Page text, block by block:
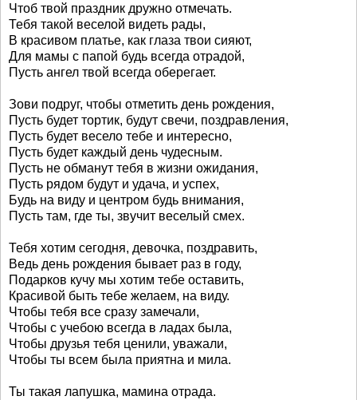
Чтоб твой праздник дружно отмечать.
Тебя такой веселой видеть рады,
В красивом платье, как глаза твои сияют,
Для мамы с папой будь всегда отрадой,
Пусть ангел твой всегда оберегает.
Зови подруг, чтобы отметить день рождения,
Пусть будет тортик, будут свечи, поздравления,
Пусть будет весело тебе и интересно,
Пусть будет каждый день чудесным.
Пусть не обманут тебя в жизни ожидания,
Пусть рядом будут и удача, и успех,
Будь на виду и центром будь внимания,
Пусть там, где ты, звучит веселый смех.
Тебя хотим сегодня, девочка, поздравить,
Ведь день рождения бывает раз в году,
Подарков кучу мы хотим тебе оставить,
Красивой быть тебе желаем, на виду.
Чтобы тебя все сразу замечали,
Чтобы с учебою всегда в ладах была,
Чтобы друзья тебя ценили, уважали,
Чтобы ты всем была приятна и мила.
Ты такая лапушка, мамина отрада.